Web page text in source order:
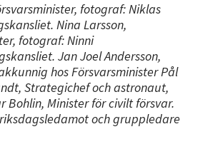
fotograf: Niklas
Nina Larsson,
fotograf: Ninni
Jan Joel Andersson,
hos Försvarsminister Pål
Strategichef och astronaut,
Bohlin, Minister för civilt försvar.
och gruppledare